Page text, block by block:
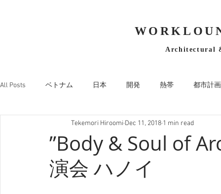
Architectural
All Posts ベトナム 日本 開発 熱帯 都市計画
”Body & Soul of
演会 ハノイ
Tekemori Hiroomi Dec 11, 2018 1 min read